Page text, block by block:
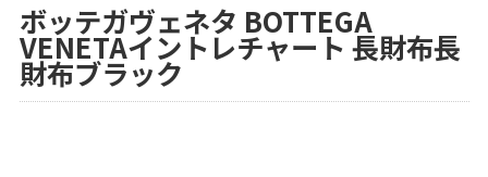
ボッテガヴェネタ BOTTEGA
VENETAイントレチャート 長財布長
財布ブラック